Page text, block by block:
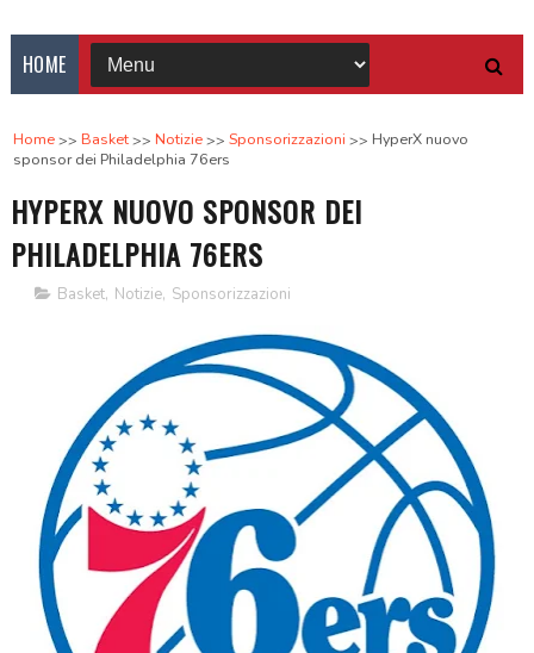
HOME
Home Basket Notizie Sponsorizzazioni
HyperX nuovo
sponsor dei Philadelphia 76ers
HYPERX NUOVO SPONSOR DEI
PHILADELPHIA 76ERS
Basket, Notizie, Sponsorizzazioni